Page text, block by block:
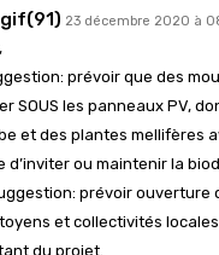
23 décembre 2020 à
prévoir que des
SOUS les panneaux PV,
et des plantes mellifères
d’inviter ou maintenir la
prévoir ouverture
et collectivités locales
du projet.